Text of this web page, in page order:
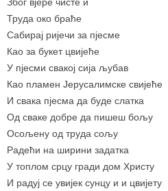
Труда око браће
Сабирај ријечи за пјесме
Као за букет цвијећe
У пјесми свакој сија љубав
Као пламен Јерусалимске свијеће
И свака пјесма да буде слатка
Од сваке добре да пишеш бољу
Осољену од труда сољу
Радећи на ширини задатка
У топлом срцу гради дом Христу
И радуј се увијек сунцу и и цвијету